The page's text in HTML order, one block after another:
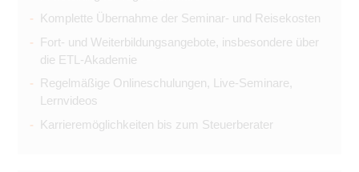
Komplette Übernahme der Seminar- und Reisekosten
Fort- und Weiterbildungsangebote, insbesondere über
die ETL-Akademie
Regelmäßige Onlineschulungen, Live-Seminare,
Lernvideos
Karrieremöglichkeiten bis zum Steuerberater